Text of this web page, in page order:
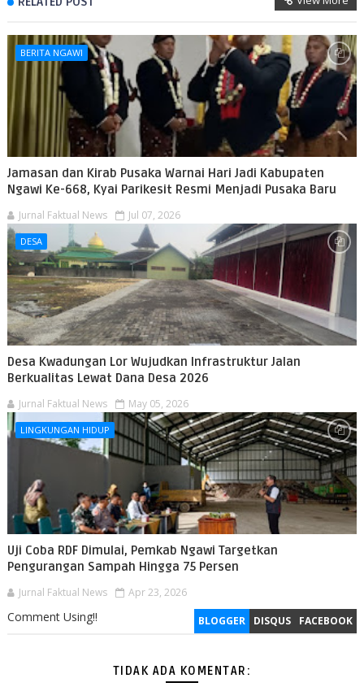
BERITA NGAWI
Jamasan dan Kirab Pusaka Warnai Hari Jadi Kabupaten
Ngawi Ke-668, Kyai Parikesit Resmi Menjadi Pusaka Baru
Jurnal Faktual News Jul 07, 2026
DESA
Desa Kwadungan Lor Wujudkan Infrastruktur Jalan
Berkualitas Lewat Dana Desa 2026
Jurnal Faktual News May 05, 2026
LINGKUNGAN HIDUP
Uji Coba RDF Dimulai, Pemkab Ngawi Targetkan
Pengurangan Sampah Hingga 75 Persen
Jurnal Faktual News Apr 23, 2026
BLOGGER DISQUS FACEBOOK
Comment Using!!
TIDAK ADA KOMENTAR: